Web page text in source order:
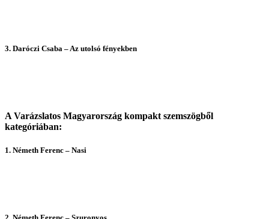
3. Daróczi Csaba – Az utolsó fényekben
A Varázslatos Magyarország kompakt szemszögből
kategóriában:
1. Németh Ferenc – Nasi